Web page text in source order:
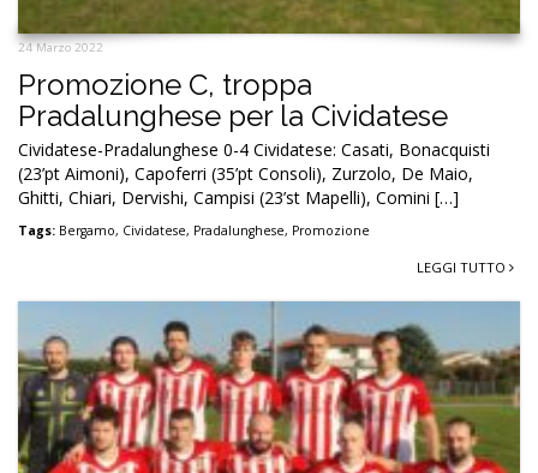
24 Marzo 2022
Promozione C, troppa
Pradalunghese per la Cividatese
Cividatese-Pradalunghese 0-4 Cividatese: Casati, Bonacquisti
(23’pt Aimoni), Capoferri (35’pt Consoli), Zurzolo, De Maio,
Ghitti, Chiari, Dervishi, Campisi (23’st Mapelli), Comini […]
Tags: Bergamo, Cividatese, Pradalunghese, Promozione
LEGGI TUTTO